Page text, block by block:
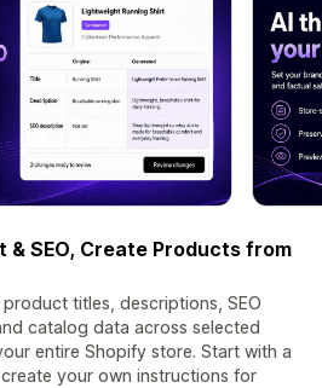
& SEO, Create Products from
titles, descriptions, SEO
catalog data across selected
entire Shopify store. Start with a
your own instructions for